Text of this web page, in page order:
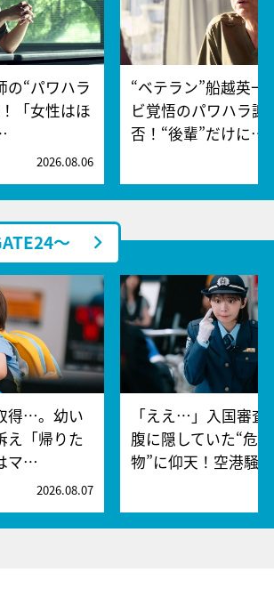
の“パワハラ
「女性はほ
2026.08.06
“ベテラン”船越英一
ビ覚悟のパワハラ謝
否！“後輩”だけに…
～
得…。幼い
え「帰りた
マ…
2026.08.07
「ええ…」入国審査
腹に隠していた“危
物”に仰天！空港騒